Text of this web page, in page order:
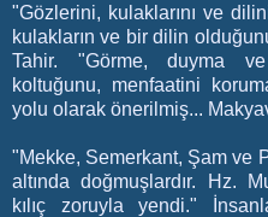
"Gözlerini, kulaklarını ve
kulakların ve bir dilin
Tahir. "Görme, duyma
koltuğunu, menfaatini
yolu olarak önerilmiş...
"Mekke, Semerkant, Şam ve
altında doğmuşlardır. Hz.
kılıç zoruyla yendi."